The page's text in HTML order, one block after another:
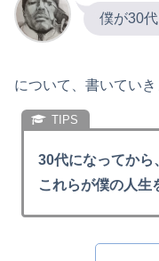
僕が30
について、書いていき
30代になってから
これらが僕の人生